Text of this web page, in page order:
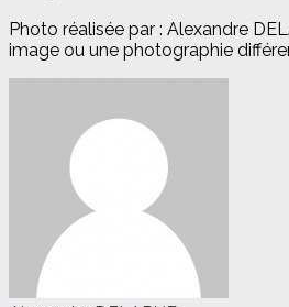
Photo réalisée par : Alexandre
image ou une photographie